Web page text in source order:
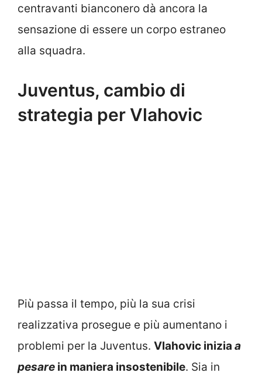
centravanti bianconero dà ancora la
sensazione di essere un corpo estraneo
alla squadra.
Juventus, cambio di
strategia per Vlahovic
Più passa il tempo, più la sua crisi
realizzativa prosegue e più aumentano i
problemi per la Juventus. Vlahovic inizia a
pesare in maniera insostenibile. Sia in